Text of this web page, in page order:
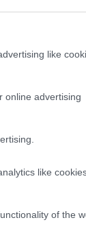
like
online advertising
like
of the